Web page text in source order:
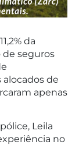
da
de seguros
de
apenas
Leila
no